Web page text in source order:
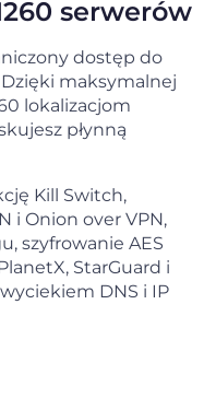
serwerów
dostęp do
maksymalnej
lokalizacjom
płynną
Kill Switch,
i Onion over VPN,
szyfrowanie AES
StarGuard i
DNS i IP